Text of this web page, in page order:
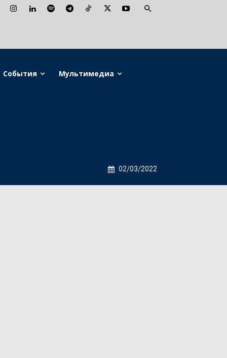
События Мультимедиа
02/03/2022